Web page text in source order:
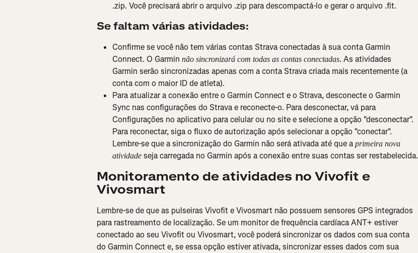
.zip. Você precisará abrir o arquivo .zip para descompactá-lo e gerar o arquivo .fit.
Se faltam várias atividades:
Confirme se você não tem várias contas Strava conectadas à sua conta Garmin
Connect. O Garmin não sincronizará com todas as contas conectadas. As atividades
Garmin serão sincronizadas apenas com a conta Strava criada mais recentemente (a
conta com o maior ID de atleta).
Para atualizar a conexão entre o Garmin Connect e o Strava, desconecte o Garmin
Sync nas configurações do Strava e reconecte-o. Para desconectar, vá para
Configurações no aplicativo para celular ou no site e selecione a opção "desconectar".
Para reconectar, siga o fluxo de autorização após selecionar a opção "conectar".
Lembre-se que a sincronização do Garmin não será ativada até que a primeira nova
atividade seja carregada no Garmin após a conexão entre suas contas ser restabelecida.
Monitoramento de atividades no Vivofit e
Vivosmart
Lembre-se de que as pulseiras Vivofit e Vivosmart não possuem sensores GPS integrados
para rastreamento de localização. Se um monitor de frequência cardíaca ANT+ estiver
conectado ao seu Vivofit ou Vivosmart, você poderá sincronizar os dados com sua conta
do Garmin Connect e, se essa opção estiver ativada, sincronizar esses dados com sua